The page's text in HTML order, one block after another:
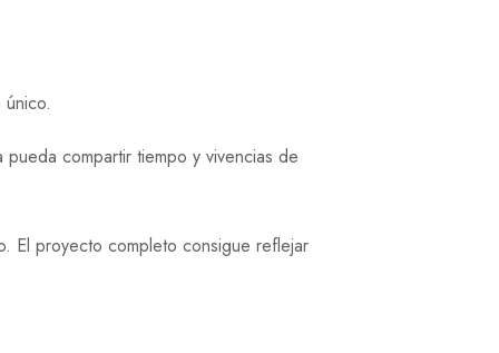
compartir tiempo y vivencias de
El proyecto completo consigue reflejar